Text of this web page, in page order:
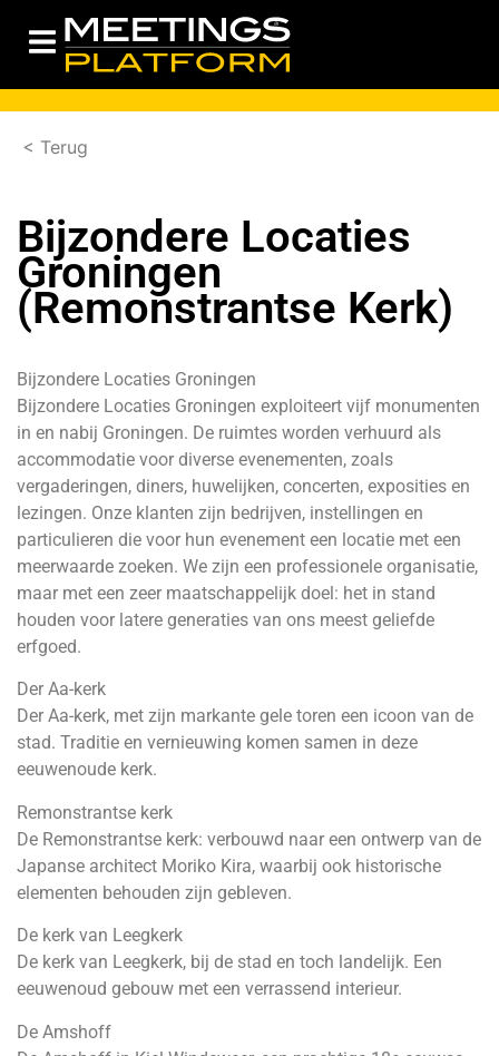
< Terug
Bijzondere Locaties
Groningen
(Remonstrantse Kerk)
Bijzondere Locaties Groningen
Bijzondere Locaties Groningen exploiteert vijf monumenten
in en nabij Groningen. De ruimtes worden verhuurd als
accommodatie voor diverse evenementen, zoals
vergaderingen, diners, huwelijken, concerten, exposities en
lezingen. Onze klanten zijn bedrijven, instellingen en
particulieren die voor hun evenement een locatie met een
meerwaarde zoeken. We zijn een professionele organisatie,
maar met een zeer maatschappelijk doel: het in stand
houden voor latere generaties van ons meest geliefde
erfgoed.
Der Aa-kerk
Der Aa-kerk, met zijn markante gele toren een icoon van de
stad. Traditie en vernieuwing komen samen in deze
eeuwenoude kerk.
Remonstrantse kerk
De Remonstrantse kerk: verbouwd naar een ontwerp van de
Japanse architect Moriko Kira, waarbij ook historische
elementen behouden zijn gebleven.
De kerk van Leegkerk
De kerk van Leegkerk, bij de stad en toch landelijk. Een
eeuwenoud gebouw met een verrassend interieur.
De Amshoff